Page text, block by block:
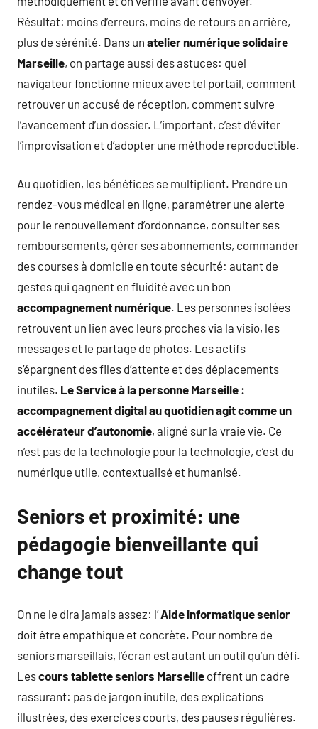
Résultat: moins d’erreurs, moins de retours en arrière,
plus de sérénité. Dans un atelier numérique solidaire
Marseille, on partage aussi des astuces: quel
navigateur fonctionne mieux avec tel portail, comment
retrouver un accusé de réception, comment suivre
l’avancement d’un dossier. L’important, c’est d’éviter
l’improvisation et d’adopter une méthode reproductible.
Au quotidien, les bénéfices se multiplient. Prendre un
rendez-vous médical en ligne, paramétrer une alerte
pour le renouvellement d’ordonnance, consulter ses
remboursements, gérer ses abonnements, commander
des courses à domicile en toute sécurité: autant de
gestes qui gagnent en fluidité avec un bon
accompagnement numérique. Les personnes isolées
retrouvent un lien avec leurs proches via la visio, les
messages et le partage de photos. Les actifs
s’épargnent des files d’attente et des déplacements
inutiles. Le Service à la personne Marseille :
accompagnement digital au quotidien agit comme un
accélérateur d’autonomie, aligné sur la vraie vie. Ce
n’est pas de la technologie pour la technologie, c’est du
numérique utile, contextualisé et humanisé.
Seniors et proximité: une
pédagogie bienveillante qui
change tout
On ne le dira jamais assez: l’Aide informatique senior
doit être empathique et concrète. Pour nombre de
seniors marseillais, l’écran est autant un outil qu’un défi.
Lescours tablette seniors Marseille offrent un cadre
rassurant: pas de jargon inutile, des explications
illustrées, des exercices courts, des pauses régulières.